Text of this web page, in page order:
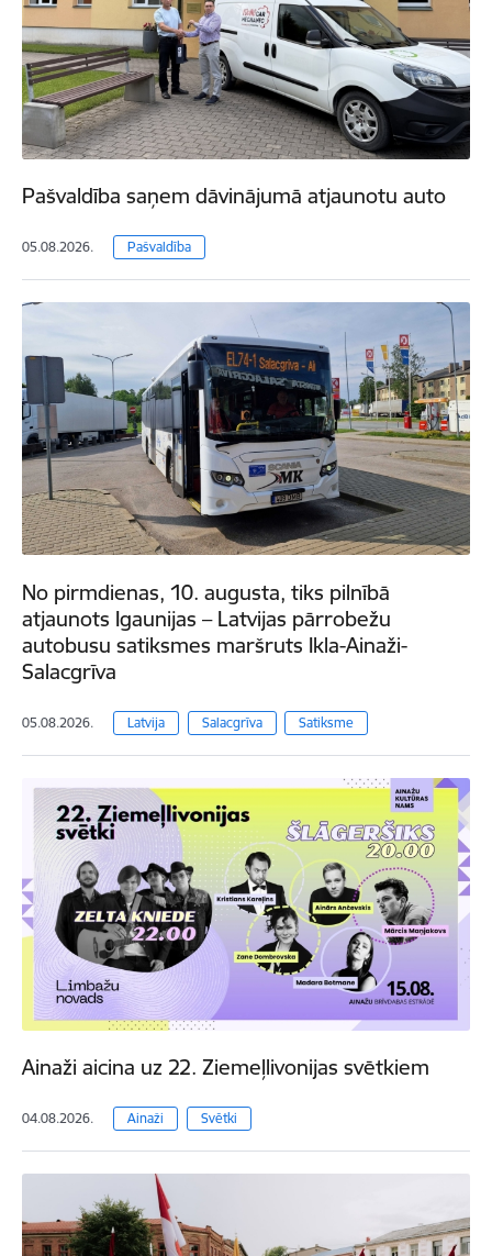
Pašvaldība saņem dāvinājumā atjaunotu auto
05.08.2026. Pašvaldība
No pirmdienas, 10. augusta, tiks pilnībā
atjaunots Igaunijas – Latvijas pārrobežu
autobusu satiksmes maršruts Ikla-Ainaži-
Salacgrīva
05.08.2026. Latvija Salacgrīva Satiksme
Ainaži aicina uz 22. Ziemeļlivonijas svētkiem
04.08.2026. Ainaži Svētki